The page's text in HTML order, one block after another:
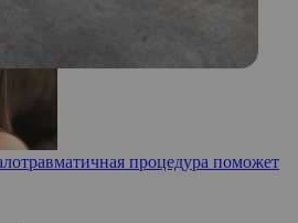
процедура поможет